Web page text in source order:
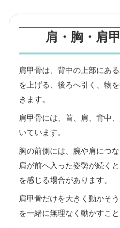
肩・胸・肩
肩甲骨は、背中の上部にあ
を上げる、後ろへ引く、物
きます。
肩甲骨には、首、肩、背中
いています。
胸の前側には、腕や肩につ
肩が前へ入った姿勢が続く
を感じる場合があります。
肩甲骨だけを大きく動かそ
を一緒に無理なく動かすこと